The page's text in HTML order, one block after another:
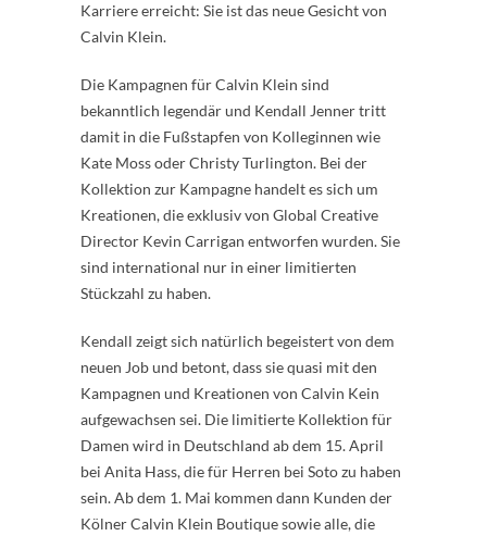
Karriere erreicht: Sie ist das neue Gesicht von
Calvin Klein.
Die Kampagnen für Calvin Klein sind
bekanntlich legendär und Kendall Jenner tritt
damit in die Fußstapfen von Kolleginnen wie
Kate Moss oder Christy Turlington. Bei der
Kollektion zur Kampagne handelt es sich um
Kreationen, die exklusiv von Global Creative
Director Kevin Carrigan entworfen wurden. Sie
sind international nur in einer limitierten
Stückzahl zu haben.
Kendall zeigt sich natürlich begeistert von dem
neuen Job und betont, dass sie quasi mit den
Kampagnen und Kreationen von Calvin Kein
aufgewachsen sei. Die limitierte Kollektion für
Damen wird in Deutschland ab dem 15. April
bei Anita Hass, die für Herren bei Soto zu haben
sein. Ab dem 1. Mai kommen dann Kunden der
Kölner Calvin Klein Boutique sowie alle, die